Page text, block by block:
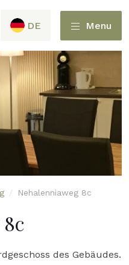
Menu
DE
/ Nehalenniaweg 8c
des Gebäudes.